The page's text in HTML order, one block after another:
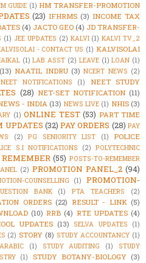
GUIDE (1) HM TRANSFER-PROMOTION
(23) IFHRMS (3) INCOME TAX
(4) JACTO GEO (4) JD TRANSFER-
(1) JEE UPDATES (2) KALVI (1) KALVI TV_2
- CONTACT US (1) KALVISOLAI
(1) LAB ASST (2) LEAVE (1) LOAN (1)
(13) NAATIL INDRU (3) NCERT NEWS (2)
NEET NOTIFICATIONS (1)
NEET STUDY
(28) NET-SET NOTIFICATION (11)
- INDIA (13) NEWS LIVE (1) NHIS (3)
(1) ONLINE TEST (53) PART TIME
UPDATES (32) PAY ORDERS (28) PAY
(2) PG SENIORITY LIST (1)
POLICE
S.I NOTIFICATIONS (2) POLYTECHNIC
(55) POSTS-TO-REMEMBER
(2) PROMOTION PANEL_2 (94)
COUNSELLING (1)
PROMOTION-
BANK (1) PTA TEACHERS
(2)
ORDERS (22) RESULT - LINK (5)
(10) RRB (4) RTE UPDATES (4)
UPDATES (13) SELVA UPDATES
(1)
(2) STORY (8) STUDY ACCOUNTANCY (1)
(1) STUDY AUDITING (1)
STUDY
(1) STUDY BOTANY-BIOLOGY (3)